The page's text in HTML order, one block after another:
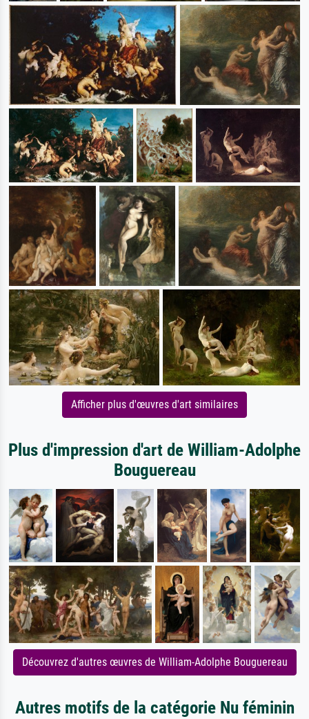
Afficher plus d'œuvres d'art similaires
Plus d'impression d'art de William-Adolphe
Bouguereau
Découvrez d'autres œuvres de William-Adolphe Bouguereau
Autres motifs de la catégorie Nu féminin